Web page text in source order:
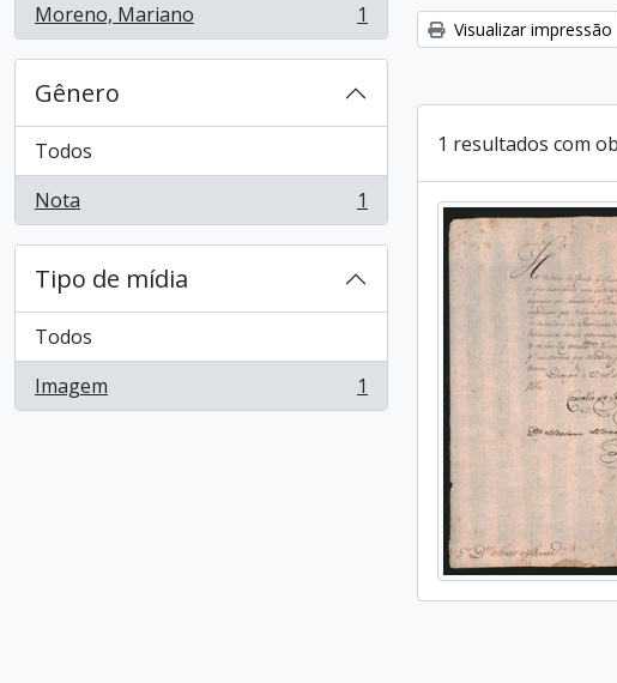
Moreno, Mariano
, 1 resultados 1
Gênero
Todos
Nota
, 1 resultados 1
Tipo de mídia
Todos
Imagem
, 1 resultados 1
Visualizar impressão
1 resultados com